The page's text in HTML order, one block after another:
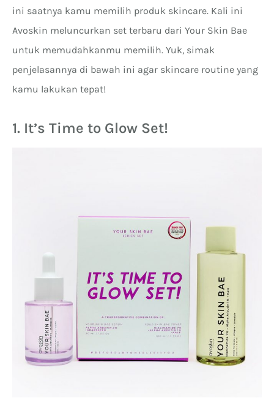
ini saatnya kamu memilih produk skincare. Kali ini
Avoskin meluncurkan set terbaru dari Your Skin Bae
untuk memudahkanmu memilih. Yuk, simak
penjelasannya di bawah ini agar skincare routine yang
kamu lakukan tepat!
1. It’s Time to Glow Set!